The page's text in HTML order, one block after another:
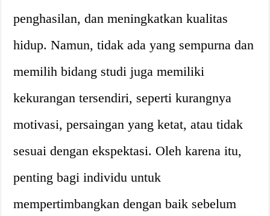
penghasilan, dan meningkatkan kualitas
hidup. Namun, tidak ada yang sempurna dan
memilih bidang studi juga memiliki
kekurangan tersendiri, seperti kurangnya
motivasi, persaingan yang ketat, atau tidak
sesuai dengan ekspektasi. Oleh karena itu,
penting bagi individu untuk
mempertimbangkan dengan baik sebelum